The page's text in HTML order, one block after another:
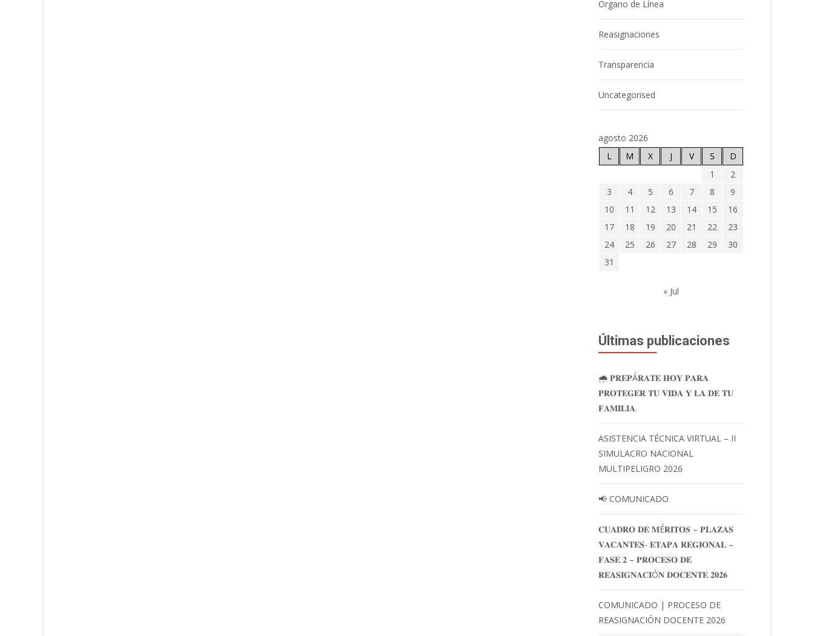
Órgano de Línea
Reasignaciones
Transparencia
Uncategorised
agosto 2026
L
M X J V S
D
1
2
3
4 5 6 7 8
9
10
11 12 13 14 15
16
17
18 19 20 21 22
23
24
25 26 27 28 29
30
31
« Jul
Últimas publicaciones
🌧️ 𝐏𝐑𝐄𝐏Á𝐑𝐀𝐓𝐄 𝐇𝐎𝐘 𝐏𝐀𝐑𝐀
𝐏𝐑𝐎𝐓𝐄𝐆𝐄𝐑 𝐓𝐔 𝐕𝐈𝐃𝐀 𝐘 𝐋𝐀 𝐃𝐄 𝐓𝐔
𝐅𝐀𝐌𝐈𝐋𝐈𝐀.
ASISTENCIA TÉCNICA VIRTUAL – II
SIMULACRO NACIONAL
MULTIPELIGRO 2026
📢 COMUNICADO
𝐂𝐔𝐀𝐃𝐑𝐎 𝐃𝐄 𝐌É𝐑𝐈𝐓𝐎𝐒 – 𝐏𝐋𝐀𝐙𝐀𝐒
𝐕𝐀𝐂𝐀𝐍𝐓𝐄𝐒- 𝐄𝐓𝐀𝐏𝐀 𝐑𝐄𝐆𝐈𝐎𝐍𝐀𝐋 –
𝐅𝐀𝐒𝐄 𝟐 – 𝐏𝐑𝐎𝐂𝐄𝐒𝐎 𝐃𝐄
𝐑𝐄𝐀𝐒𝐈𝐆𝐍𝐀𝐂𝐈Ó𝐍 𝐃𝐎𝐂𝐄𝐍𝐓𝐄 𝟐𝟎𝟐𝟔
COMUNICADO | PROCESO DE
REASIGNACIÓN DOCENTE 2026